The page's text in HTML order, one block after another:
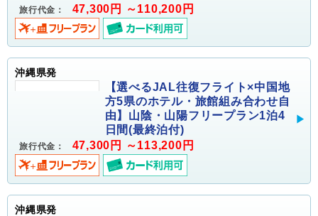
旅行代金： 47,300円 ～110,200円
沖縄県発
【選べるJAL往復フライト×中国地
方5県のホテル・旅館組み合わせ自
由】山陰・山陽フリープラン1泊4
日間(最終泊付)
旅行代金： 47,300円 ～113,200円
沖縄県発